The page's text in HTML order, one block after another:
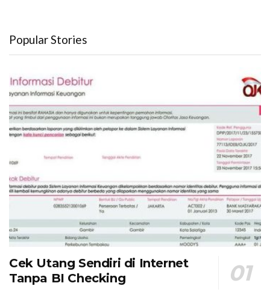
Popular Stories
Cek Utang Sendiri di Internet
Tanpa BI Checking